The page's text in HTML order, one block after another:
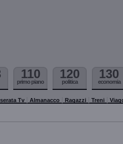
110
primo piano
120
politica
130
economia
Tv Almanacco Ragazzi Treni